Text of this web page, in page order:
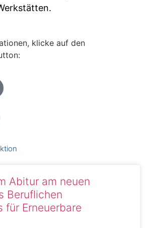
klicke auf den
Abitur am neuen
Beruflichen
für Erneuerbare